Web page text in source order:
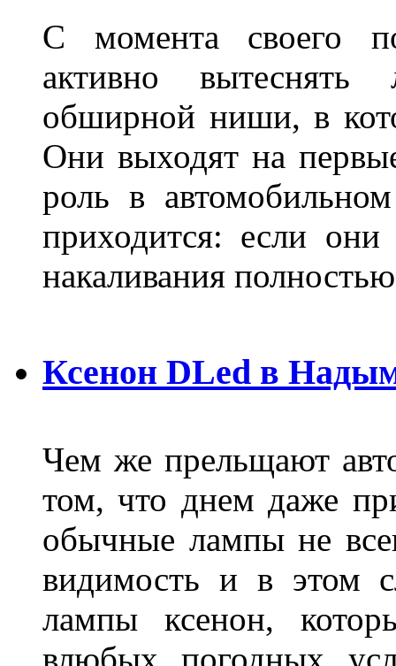
С момента своего
активно
обширной ниши, в
Они выходят на
роль в
приходится: если
накаливания
Ксенон DLed в
Чем же прельщают
том, что днем даже
обычные лампы не
видимость и в этом
лампы ксенон,